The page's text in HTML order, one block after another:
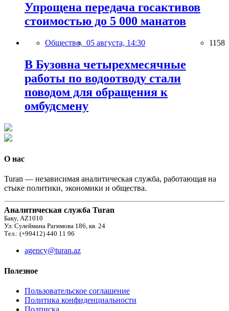
Упрощена передача госактивов
стоимостью до 5 000 манатов
Общество, 05 августа, 14:30 1158
В Бузовна четырехмесячные
работы по водоотводу стали
поводом для обращения к
омбудсмену
О нас
Turan — независимая аналитическая служба, работающая на
стыке политики, экономики и общества.
Аналитическая служба Turan
Баку, AZ1010
Ул. Сулеймана Рагимова 186, кв. 24
Тел.: (+99412) 440 11 96
agency@turan.az
Полезное
Пользовательское соглашение
Политика конфиденциальности
Подписка